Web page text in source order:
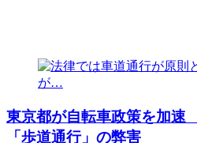
東京都が自転車政策を加
「歩道通行」の弊害